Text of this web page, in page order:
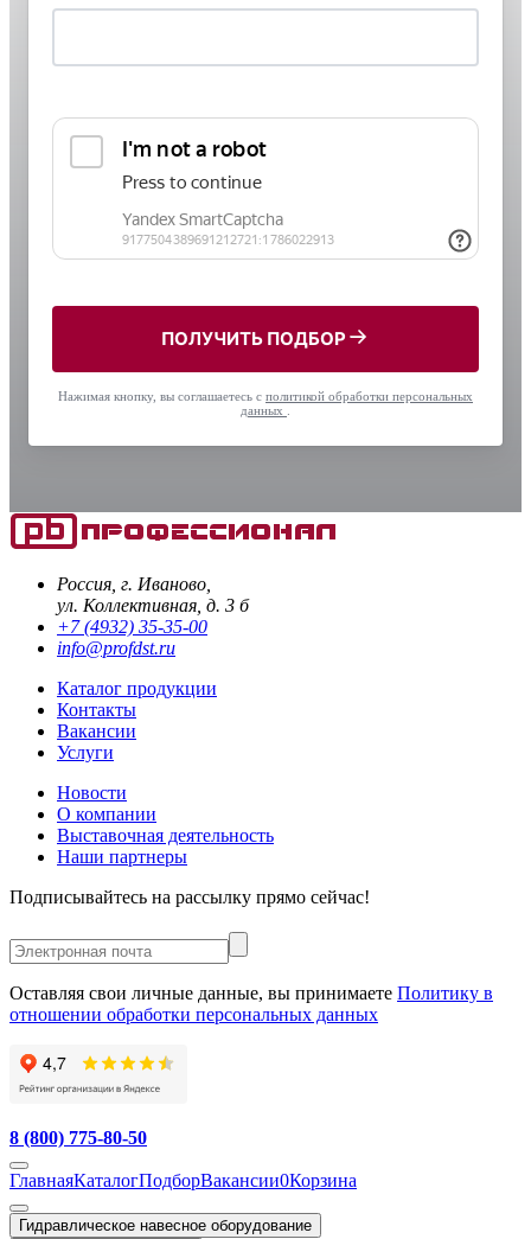
ПОЛУЧИТЬ ПОДБОР
Нажимая кнопку, вы соглашаетесь с политикой обработки персональных
данных
Россия, г. Иваново,
ул. Коллективная, д. 3 б
+7 (4932) 35-35-00
info@profdst.ru
Каталог продукции
Контакты
Вакансии
Услуги
Новости
О компании
Выставочная деятельность
Наши партнеры
Подписывайтесь на рассылку прямо сейчас!
Оставляя свои личные данные, вы принимаете Политику в
отношении обработки персональных данных
8 (800) 775-80-50
ГлавнаяКаталогПодборВакансии0Корзина
Гидравлическое навесное оборудование